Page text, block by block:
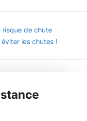
risque de chute
les chutes !